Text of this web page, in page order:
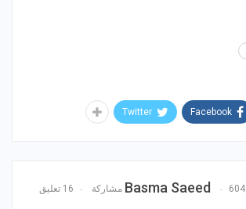
Facebook
Twitter
Basma Saeed 604 مشاركة 16 تعليق